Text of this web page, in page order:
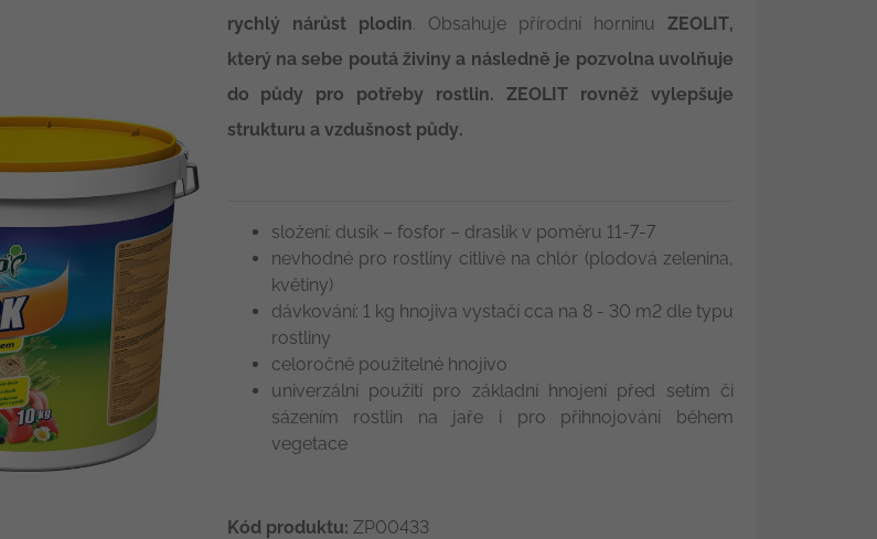
rychlý nárůst plodin. Obsahuje přírodní horninu ZEOLIT,
který na sebe poutá živiny a následně je pozvolna uvolňuje
do půdy pro potřeby rostlin. ZEOLIT rovněž vylepšuje
strukturu a vzdušnost půdy.
složení: dusík – fosfor – draslík v poměru 11-7-7
nevhodné pro rostliny citlivé na chlór (plodová zelenina,
květiny)
dávkování: 1 kg hnojiva vystačí cca na 8 - 30 m2 dle typu
rostliny
celoročně použitelné hnojivo
univerzální použití pro základní hnojení před setím či
sázením rostlin na jaře i pro přihnojování během
vegetace
Kód produktu: ZP00433